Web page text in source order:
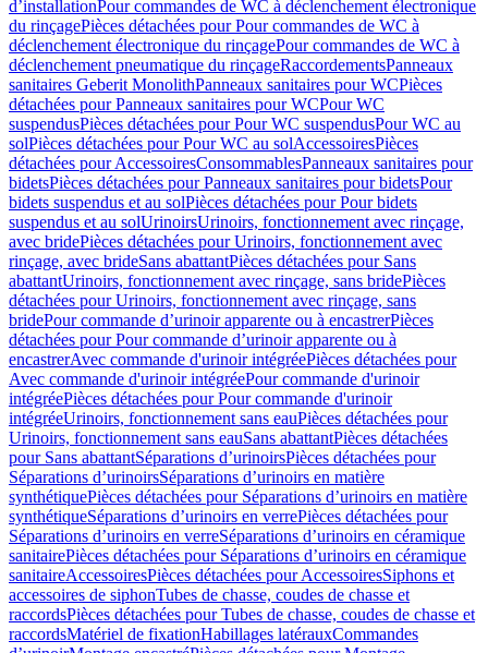
d’installationPour commandes de WC à déclenchement électronique
du rinçagePièces détachées pour Pour commandes de WC à
déclenchement électronique du rinçagePour commandes de WC à
déclenchement pneumatique du rinçageRaccordementsPanneaux
sanitaires Geberit MonolithPanneaux sanitaires pour WCPièces
détachées pour Panneaux sanitaires pour WCPour WC
suspendusPièces détachées pour Pour WC suspendusPour WC au
solPièces détachées pour Pour WC au solAccessoiresPièces
détachées pour AccessoiresConsommablesPanneaux sanitaires pour
bidetsPièces détachées pour Panneaux sanitaires pour bidetsPour
bidets suspendus et au solPièces détachées pour Pour bidets
suspendus et au solUrinoirsUrinoirs, fonctionnement avec rinçage,
avec bridePièces détachées pour Urinoirs, fonctionnement avec
rinçage, avec brideSans abattantPièces détachées pour Sans
abattantUrinoirs, fonctionnement avec rinçage, sans bridePièces
détachées pour Urinoirs, fonctionnement avec rinçage, sans
bridePour commande d’urinoir apparente ou à encastrerPièces
détachées pour Pour commande d’urinoir apparente ou à
encastrerAvec commande d'urinoir intégréePièces détachées pour
Avec commande d'urinoir intégréePour commande d'urinoir
intégréePièces détachées pour Pour commande d'urinoir
intégréeUrinoirs, fonctionnement sans eauPièces détachées pour
Urinoirs, fonctionnement sans eauSans abattantPièces détachées
pour Sans abattantSéparations d’urinoirsPièces détachées pour
Séparations d’urinoirsSéparations d’urinoirs en matière
synthétiquePièces détachées pour Séparations d’urinoirs en matière
synthétiqueSéparations d’urinoirs en verrePièces détachées pour
Séparations d’urinoirs en verreSéparations d’urinoirs en céramique
sanitairePièces détachées pour Séparations d’urinoirs en céramique
sanitaireAccessoiresPièces détachées pour AccessoiresSiphons et
accessoires de siphonTubes de chasse, coudes de chasse et
raccordsPièces détachées pour Tubes de chasse, coudes de chasse et
raccordsMatériel de fixationHabillages latérauxCommandes